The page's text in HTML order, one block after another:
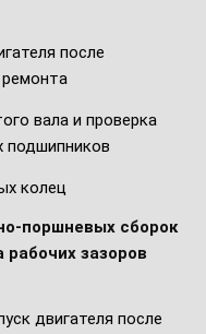
после
вала и проверка
подшипников
колец
поршневых сборок
рабочих зазоров
двигателя после